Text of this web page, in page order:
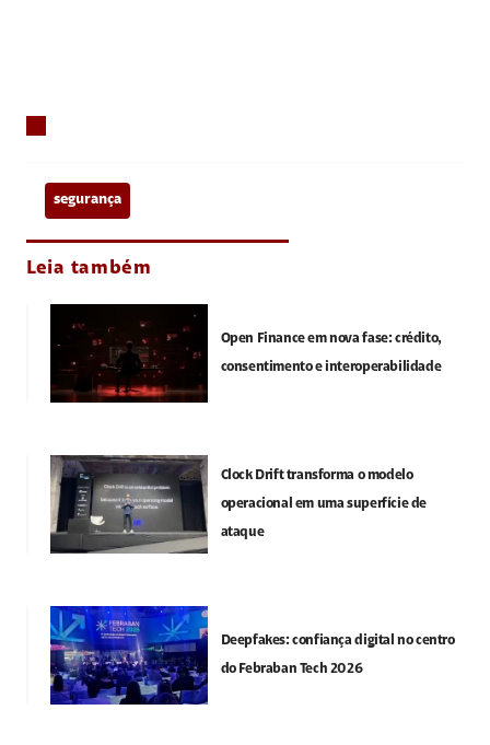
segurança
Leia também
Open Finance em nova fase: crédito,
consentimento e interoperabilidade
Clock Drift transforma o modelo
operacional em uma superfície de
ataque
Deepfakes: confiança digital no centro
do Febraban Tech 2026